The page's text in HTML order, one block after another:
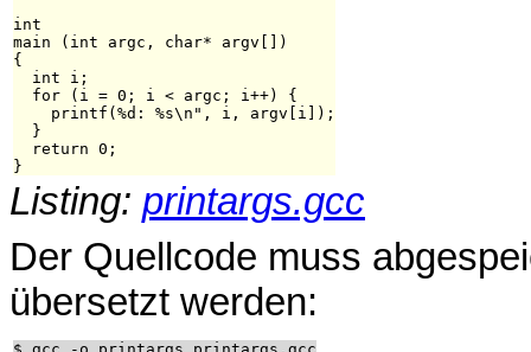
int
main (int argc, char* argv[])
{
int i;
for (i = 0; i < argc; i++) {
printf(%d: %s\n", i, argv[i]);
}
return 0;
Listing: printargs.gcc
Der Quellcode muss
übersetzt werden: